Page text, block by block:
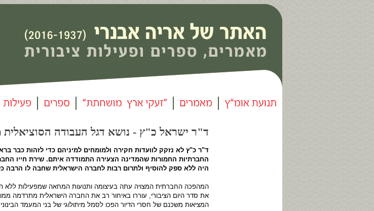
ד"ר ישראל כ"ץ - נושא דגל העבודה הסוציאלית (71)
ד"ר כ"ץ לא נזקק לוועדות חקירה ולמומחים למיניהם כדי לזהות כבר
החברתיות החמורות שהמדינה הצעירה התמודדה איתם. שירת חייו
היה ללא ספק להוסיף ולתרום רבות לחברה הישראלית שחבה לו הרבה
המהפכה החברתית המצויה עתה בעיצומה ותנועות המחאה שמפעילות ללא
את סדר היום הציבורי, עוררו באיחור רב את החברה הישראלית מתרדמה
המציאות משכנם של חסרי הדיור הפכו לסמל מיתולוגי של בני המעמד